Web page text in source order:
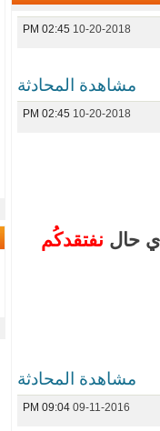
10-20-2018
02:45 PM
مشاهدة المحادثة
10-20-2018
02:45 PM
حال نفتقدكُم
مشاهدة المحادثة
09-11-2016
09:04 PM